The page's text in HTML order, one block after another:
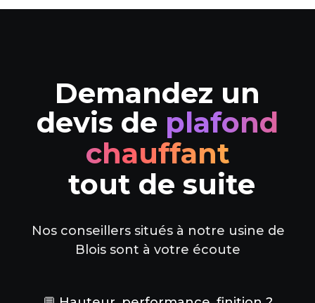
Demandez un
devis de plafond
chauffant
tout de suite
Nos conseillers situés à notre usine de
Blois sont à votre écoute